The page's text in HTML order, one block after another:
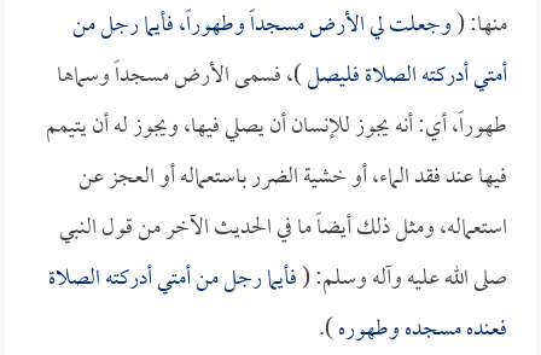
منها: (وجعلت لي الأرض مسجداً وطهوراً، فأيما رجل من
أمتي أدركته الصلاة فليصل)، فسمى الأرض مسجداً وسماها
طهوراً، أي: أنه يجوز للإنسان أن يصلي فيها، ويجوز له أن يتيمم
فيها عند فقد الماء، أو خشية الضرر باستعماله أو العجز عن
استعماله، ومثل ذلك أيضاً ما في الحديث الآخر من قول النبي
صلى الله عليه وآله وسلم: (فأيما رجل من أمتي أدركته الصلاة
فعنده مسجده وطهوره).